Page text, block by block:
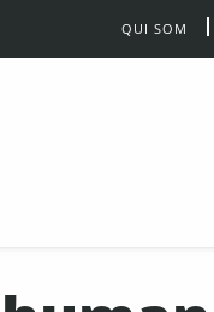
QUI SOM